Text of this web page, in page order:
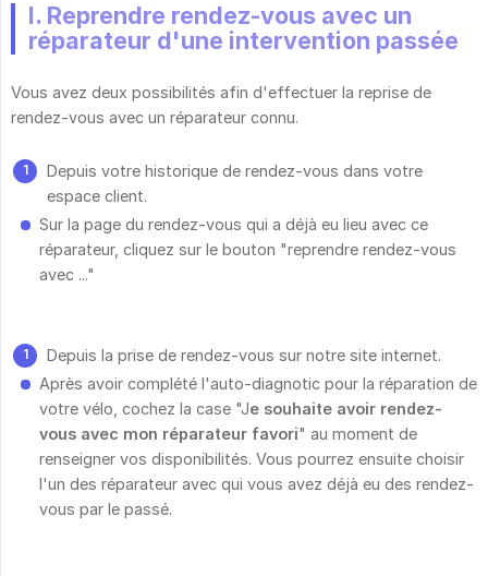
I. Reprendre rendez-vous avec un
réparateur d'une intervention passée
Vous avez deux possibilités afin d'effectuer la reprise de
rendez-vous avec un réparateur connu.
Depuis votre historique de rendez-vous dans votre
espace client.
Sur la page du rendez-vous qui a déjà eu lieu avec ce
réparateur, cliquez sur le bouton "reprendre rendez-vous
avec ..."
Depuis la prise de rendez-vous sur notre site internet.
Après avoir complété l'auto-diagnotic pour la réparation de
votre vélo, cochez la case "Je souhaite avoir rendez-
vous avec mon réparateur favori" au moment de
renseigner vos disponibilités. Vous pourrez ensuite choisir
l'un des réparateur avec qui vous avez déjà eu des rendez-
vous par le passé.